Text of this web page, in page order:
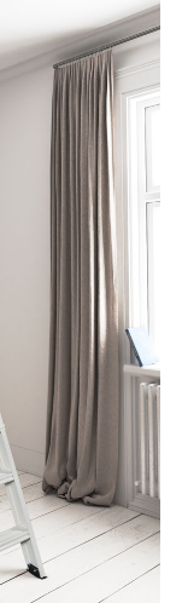
child